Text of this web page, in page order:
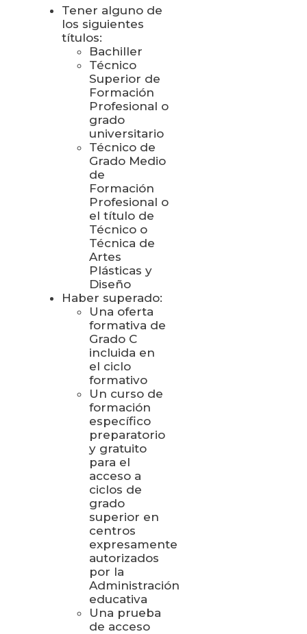
Tener alguno de
los siguientes
títulos:
Bachiller
Técnico
Superior de
Formación
Profesional o
grado
universitario
Técnico de
Grado Medio
de
Formación
Profesional o
el título de
Técnico o
Técnica de
Artes
Plásticas y
Diseño
Haber superado:
Una oferta
formativa de
Grado C
incluida en
el ciclo
formativo
Un curso de
formación
específico
preparatorio
y gratuito
para el
acceso a
ciclos de
grado
superior en
centros
expresamente
autorizados
por la
Administración
educativa
Una prueba
de acceso